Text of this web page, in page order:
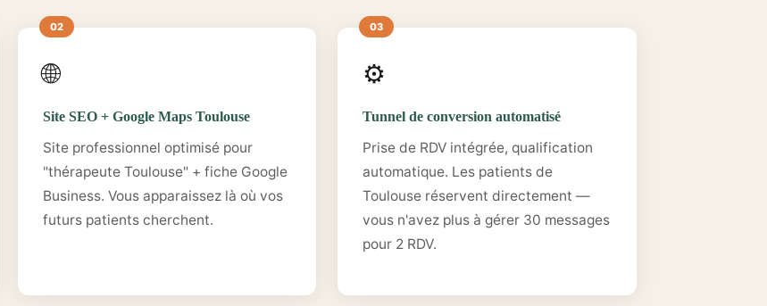
🌐
Site SEO + Google Maps Toulouse
Site professionnel optimisé pour
"thérapeute Toulouse" + fiche Google
Business. Vous apparaissez là où vos
futurs patients cherchent.
⚙️
Tunnel de conversion automatisé
Prise de RDV intégrée, qualification
automatique. Les patients de
Toulouse réservent directement —
vous n'avez plus à gérer 30 messages
pour 2 RDV.